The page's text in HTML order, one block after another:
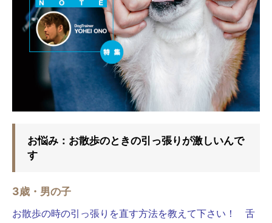
お悩み：お散歩のときの引っ張りが激しいんで
す
3歳・男の子
お散歩の時の引っ張りを直す方法を教えて下さい！ 舌